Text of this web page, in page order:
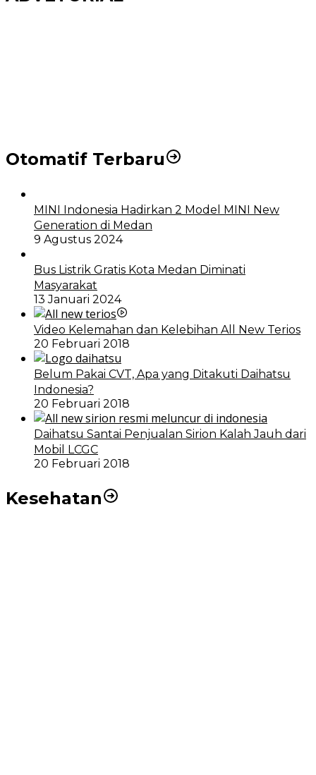
Otomatif Terbaru
MINI Indonesia Hadirkan 2 Model MINI New
Generation di Medan
9 Agustus 2024
Bus Listrik Gratis Kota Medan Diminati
Masyarakat
13 Januari 2024
Video Kelemahan dan Kelebihan All New Terios
20 Februari 2018
Belum Pakai CVT, Apa yang Ditakuti Daihatsu
Indonesia?
20 Februari 2018
Daihatsu Santai Penjualan Sirion Kalah Jauh dari
Mobil LCGC
20 Februari 2018
Kesehatan